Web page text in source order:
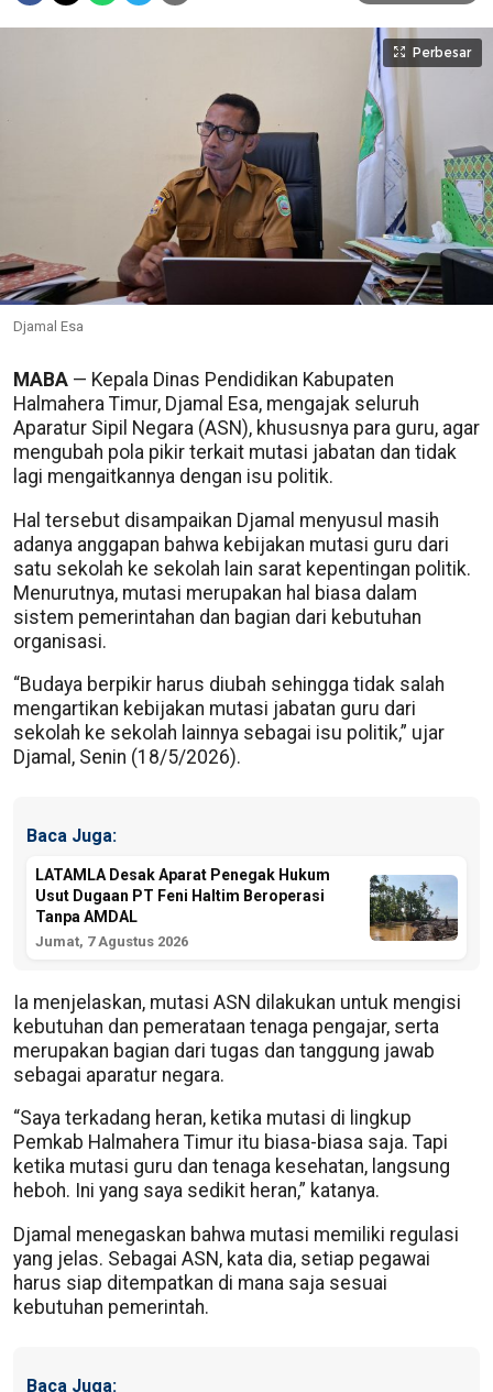
Perbesar
Djamal Esa
MABA — Kepala Dinas Pendidikan Kabupaten
Halmahera Timur, Djamal Esa, mengajak seluruh
Aparatur Sipil Negara (ASN), khususnya para guru, agar
mengubah pola pikir terkait mutasi jabatan dan tidak
lagi mengaitkannya dengan isu politik.
Hal tersebut disampaikan Djamal menyusul masih
adanya anggapan bahwa kebijakan mutasi guru dari
satu sekolah ke sekolah lain sarat kepentingan politik.
Menurutnya, mutasi merupakan hal biasa dalam
sistem pemerintahan dan bagian dari kebutuhan
organisasi.
“Budaya berpikir harus diubah sehingga tidak salah
mengartikan kebijakan mutasi jabatan guru dari
sekolah ke sekolah lainnya sebagai isu politik,” ujar
Djamal, Senin (18/5/2026).
Baca Juga:
LATAMLA Desak Aparat Penegak Hukum
Usut Dugaan PT Feni Haltim Beroperasi
Tanpa AMDAL
Jumat, 7 Agustus 2026
Ia menjelaskan, mutasi ASN dilakukan untuk mengisi
kebutuhan dan pemerataan tenaga pengajar, serta
merupakan bagian dari tugas dan tanggung jawab
sebagai aparatur negara.
“Saya terkadang heran, ketika mutasi di lingkup
Pemkab Halmahera Timur itu biasa-biasa saja. Tapi
ketika mutasi guru dan tenaga kesehatan, langsung
heboh. Ini yang saya sedikit heran,” katanya.
Djamal menegaskan bahwa mutasi memiliki regulasi
yang jelas. Sebagai ASN, kata dia, setiap pegawai
harus siap ditempatkan di mana saja sesuai
kebutuhan pemerintah.
Baca Juga: